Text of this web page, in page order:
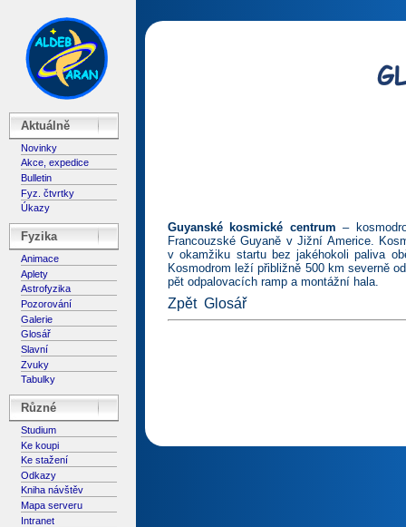
Aktuálně
Novinky
Akce, expedice
Bulletin
Fyz. čtvrtky
Úkazy
Fyzika
Animace
Aplety
Astrofyzika
Pozorování
Galerie
Glosář
Slavní
Zvuky
Tabulky
Různé
Studium
Ke koupi
Ke stažení
Odkazy
Kniha návštěv
Mapa serveru
Intranet
Guyanské kosmické centrum –
Francouzské Guyaně v Jižní Americe.
v okamžiku startu bez jakéhokoli paliva
Kosmodrom leží přibližně 500 km severně
pět odpalovacích ramp a montážní hala.
Zpět Glosář